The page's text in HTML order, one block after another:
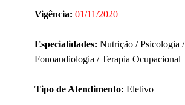
Vigência: 01/11/2020
Especialidades: Nutrição / Psicologia /
Fonoaudiologia / Terapia Ocupacional
Tipo de Atendimento: Eletivo